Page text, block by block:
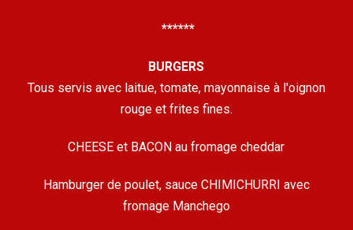
******
BURGERS
Tous servis avec laitue, tomate, mayonnaise à l'oignon
rouge et frites fines.
CHEESE et BACON au fromage cheddar
Hamburger de poulet, sauce CHIMICHURRI avec
fromage Manchego